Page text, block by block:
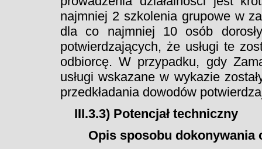
najmniej 2 szkolenia grupowe w
dla co najmniej 10 osób
potwierdzających, że usługi te
odbiorcę. W przypadku, gdy
usługi wskazane w wykazie
przedkładania dowodów
III.3.3) Potencjał techniczny
Opis sposobu dokonywania